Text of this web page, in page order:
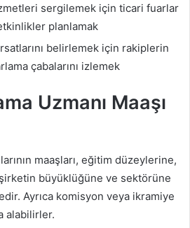
sergilemek için ticari fuarlar
planlamak
belirlemek için rakiplerin
çabalarını izlemek
Uzmanı Maaşı
maaşları, eğitim düzeylerine,
büyüklüğüne ve sektörüne
Ayrıca komisyon veya ikramiye
alabilirler.